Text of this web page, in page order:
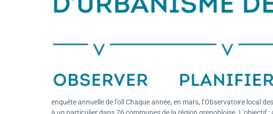
enquête annuelle de l’oll Chaque année, en mars, l’Observatoire local